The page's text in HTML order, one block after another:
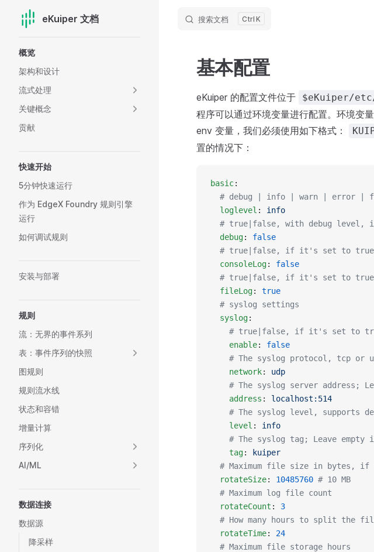
Skip to content
eKuiper 文档 搜索文档 K
概览
架构和设计
流式处理
关键概念
贡献
快速开始
5分钟快速运行
作为 EdgeX Foundry 规则引擎
运行
如何调试规则
安装与部署
规则
流：无界的事件系列
表：事件序列的快照
图规则
规则流水线
状态和容错
增量计算
序列化
AI/ML
数据连接
数据源
降采样
基本配置
eKuiper 的配置文件位于 $eKuiper/
程序可以通过环境变量进行配置。环境变
env 变量，我们必须使用如下格式：
置的情况下：
basic:
# debug | info | warn | error |
  loglevel
: info
# true|false, with debug level,
  debug
: false
# true|false, if it's set to
  consoleLog
: false
# true|false, if it's set to
  fileLog
: true
  # syslog settings
  syslog
:
# true|false, if it's set to
    enable
: false
# The syslog protocol, tcp or
    network
: udp
# The syslog server address;
    address
: localhost:514
# The syslog level, supports
    level
: info
# The syslog tag; Leave empty
    tag
:
kuiper
# Maximum file size in bytes,
  rotateSize
: 10485760 # 10 MB
  # Maximum log file count
  rotateCount
: 3
# How many hours to split the
  rotateTime
: 24
  # Maximum file storage hours